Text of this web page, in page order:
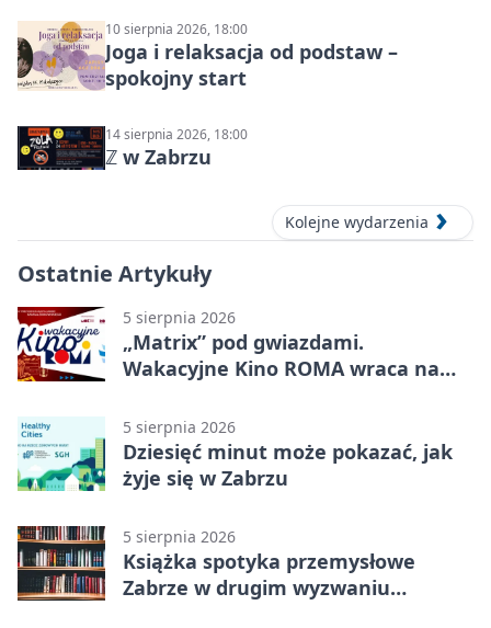
10 sierpnia 2026, 18:00
Joga i relaksacja od podstaw –
spokojny start
14 sierpnia 2026, 18:00
ℤ w Zabrzu
Kolejne wydarzenia
Ostatnie Artykuły
5 sierpnia 2026
„Matrix” pod gwiazdami.
Wakacyjne Kino ROMA wraca na
5 sierpnia 2026
Dziesięć minut może pokazać, jak
żyje się w Zabrzu
5 sierpnia 2026
Książka spotyka przemysłowe
Zabrze w drugim wyzwaniu